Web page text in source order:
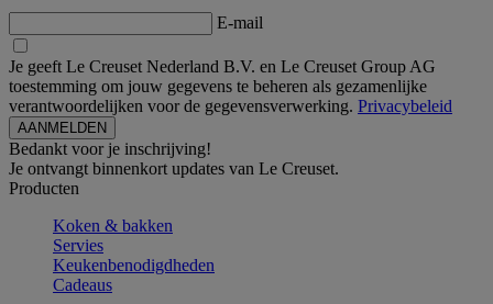
E-mail
Je geeft Le Creuset Nederland B.V. en Le Creuset Group AG
toestemming om jouw gegevens te beheren als gezamenlijke
verantwoordelijken voor de gegevensverwerking. Privacybeleid
Bedankt voor je inschrijving!
Je ontvangt binnenkort updates van Le Creuset.
Producten
Koken & bakken
Servies
Keukenbenodigdheden
Cadeaus